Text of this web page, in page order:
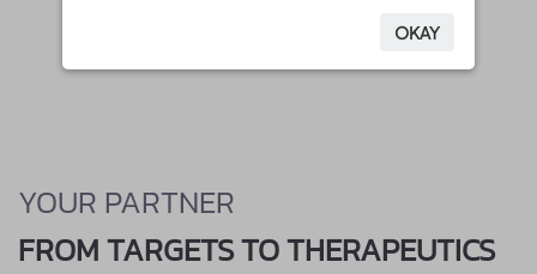
YOUR PARTNER
FROM TARGETS TO THERAPEUTICS
OKAY
OKAY